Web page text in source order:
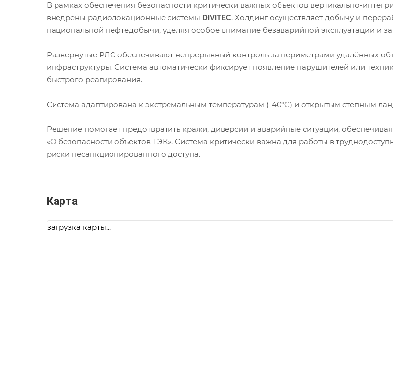
В рамках обеспечения безопасности критически важных объектов вертикально-
внедрены радиолокационные системы DIVITEC. Холдинг осуществляет добычу и
национальной нефтедобычи, уделяя особое внимание безаварийной эксплуатации и
Развернутые РЛС обеспечивают непрерывный контроль за периметрами удалённых
инфраструктуры. Система автоматически фиксирует появление нарушителей или
быстрого реагирования.
Система адаптирована к экстремальным температурам (-40°C) и открытым степным
Решение помогает предотвратить кражи, диверсии и аварийные ситуации,
«О безопасности объектов ТЭК». Система критически важна для работы в
риски несанкционированного доступа.
Карта
загрузка карты...